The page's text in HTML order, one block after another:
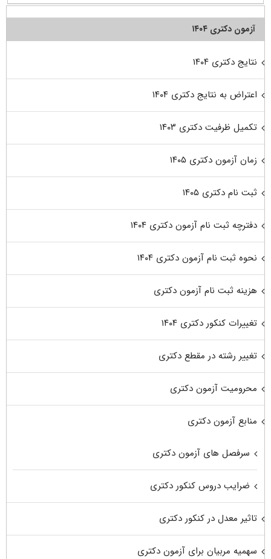
آزمون دکتری ۱۴۰۴
نتایج دکتری ۱۴۰۴
اعتراض به نتایج دکتری ۱۴۰۴
تکمیل ظرفیت دکتری ۱۴۰۳
زمان آزمون دکتری ۱۴۰۵
ثبت نام دکتری ۱۴۰۵
دفترچه ثبت نام آزمون دکتری ۱۴۰۴
نحوه ثبت نام آزمون دکتری ۱۴۰۴
هزینه ثبت نام آزمون دکتری
تغییرات کنکور دکتری ۱۴۰۴
تغییر رشته در مقطع دکتری
محرومیت آزمون دکتری
منابع آزمون دکتری
سرفصل های آزمون دکتری
ضرایب دروس کنکور دکتری
تاثیر معدل در کنکور دکتری
سهمیه مربیان برای آزمون دکتری